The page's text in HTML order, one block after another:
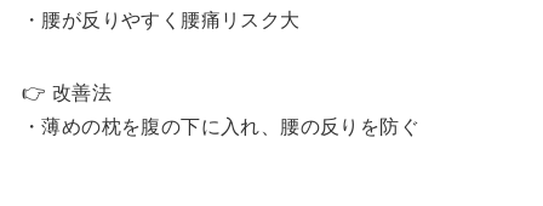
・腰が反りやすく腰痛リスク大
👉 改善法
・薄めの枕を腹の下に入れ、腰の反りを防ぐ